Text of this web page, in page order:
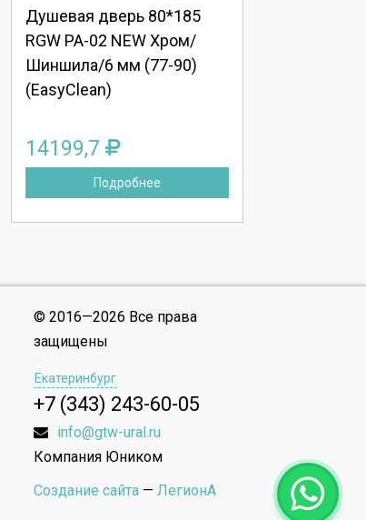
Душевая дверь 80*185
RGW PA-02 NEW Хром/
Шиншила/6 мм (77-90)
(EasyClean)
14199,7
Подробнее
Продолжить Отмена
© 2016—2026 Все права
защищены
Екатеринбург
+7 (343) 243-60-05
info@gtw-ural.ru
Компания Юником
Создание сайта— ЛегионА